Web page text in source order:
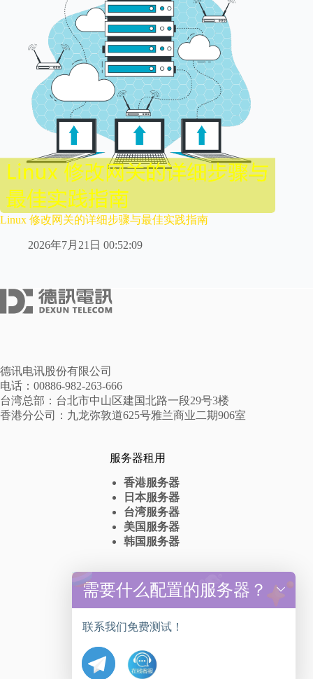
Linux 修改网关的详细步骤与最佳实践指南
2026年7月21日 00:52:09
德讯电讯股份有限公司
电话：00886-982-263-666
台湾总部：台北市中山区建国北路一段29号3楼
香港分公司：九龙弥敦道625号雅兰商业二期906室
服务器租用
香港服务器
日本服务器
台湾服务器
美国服务器
韩国服务器
高防服务器
香港高防服务器出租
台湾高防服务器租赁
日本高防服务器
韩国高防服务器
t
需要什么配置的服务器？
联系我们免费测试！